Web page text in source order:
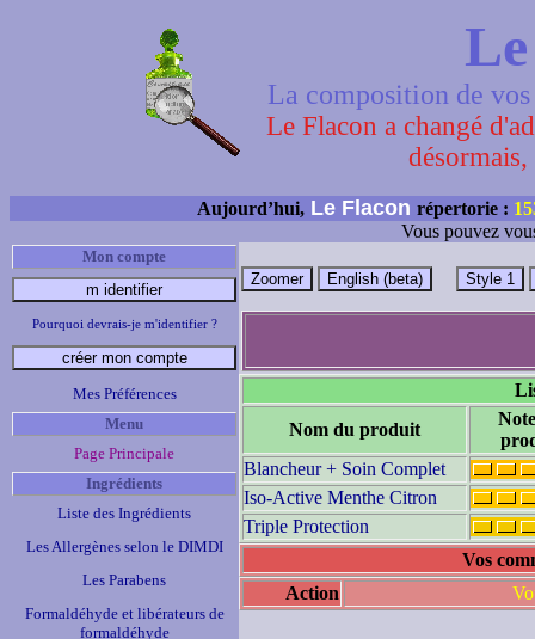
La composition de
Le Flacon a changé
Aujourd’hui, Le Flacon répertorie :
Vous pouvez
Mon compte
Pourquoi devrais-je m'identifier ?
Mes Préférences
Menu
Page Principale
Ingrédients
Liste des Ingrédients
Les Allergènes selon le DIMDI
Les Parabens
Formaldéhyde et libérateurs de
formaldéhyde
Nom du produit
Blancheur + Soin Complet
Iso-Active Menthe Citron
Triple Protection
Vos
Action